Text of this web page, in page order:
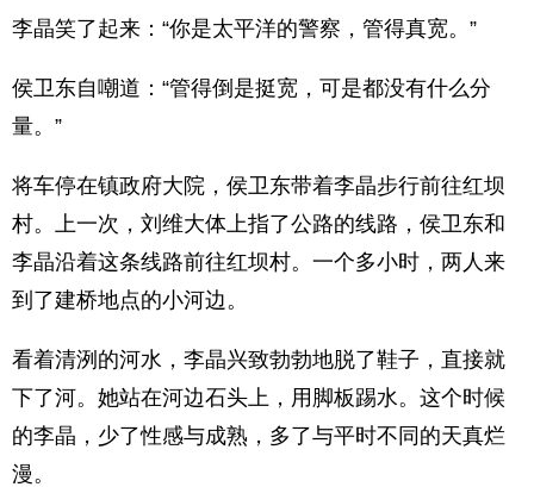
李晶笑了起来：“你是太平洋的警察，管得真宽。”
侯卫东自嘲道：“管得倒是挺宽，可是都没有什么分
量。”
将车停在镇政府大院，侯卫东带着李晶步行前往红坝
村。上一次，刘维大体上指了公路的线路，侯卫东和
李晶沿着这条线路前往红坝村。一个多小时，两人来
到了建桥地点的小河边。
看着清洌的河水，李晶兴致勃勃地脱了鞋子，直接就
下了河。她站在河边石头上，用脚板踢水。这个时候
的李晶，少了性感与成熟，多了与平时不同的天真烂
漫。